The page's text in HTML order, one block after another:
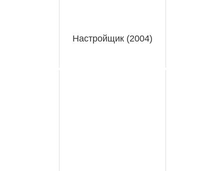
Настройщик (2004)